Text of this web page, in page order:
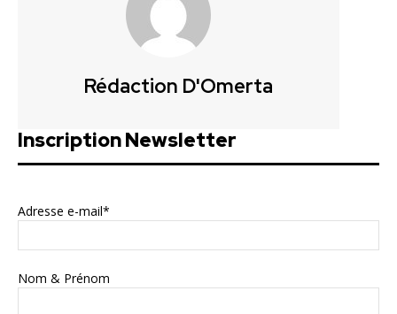
Rédaction D'Omerta
Inscription Newsletter
Adresse e-mail*
Nom & Prénom